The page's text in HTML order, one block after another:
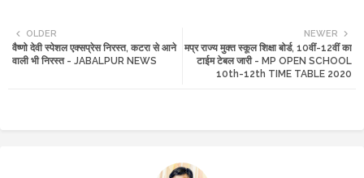
tte ats
NEWER
मप्र राज्य मुक्त स्कूल शिक्षा बोर्ड, 10वीं-12वीं का
टाईम टेबल जारी - MP OPEN SCHOOL
10th-12th TIME TABLE 2020
OLDER
वैष्णो देवी स्पेशल एक्सप्रेस निरस्त, कटरा से आने
वाली भी निरस्त - JABALPUR NEWS